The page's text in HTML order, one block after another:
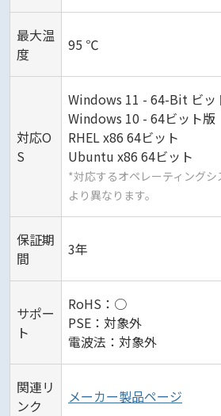
最大温
度
95 ℃
対応O
S
Windows 11 - 64-Bit ビッ
Windows 10 - 64ビット版
RHEL x86 64ビット
Ubuntu x86 64ビット
*対応するオペレーティングシ
より異なります。
保証期
間
3年
サポー
ト
RoHS：○
PSE：対象外
電波法：対象外
関連リ
ンク
メーカー製品ページ